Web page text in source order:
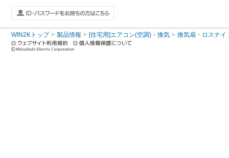
WIN2Kトップ 製品情報 [住宅用]エアコン(空調)・換気 換気扇・ロスナイ